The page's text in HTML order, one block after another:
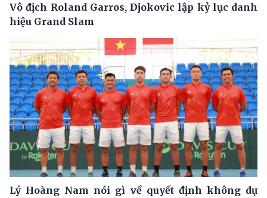
Vô địch Roland Garros, Djokovic lập kỷ lục danh
hiệu Grand Slam
Lý Hoàng Nam nói gì về quyết định không dự